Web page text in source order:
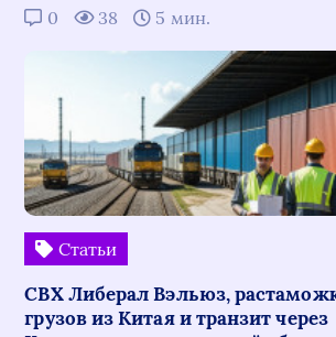
0 38 5 мин.
Статьи
СВХ Либерал Вэльюз,
грузов из Китая и транзит через